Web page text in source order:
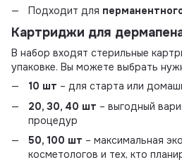
Подходит для
Картриджи для
В набор входят стерильные
упаковке. Вы можете выбрать
10 шт – для старта или
20, 30, 40 шт – выгодный
процедур
50, 100 шт – максимальная
косметологов и тех, кто